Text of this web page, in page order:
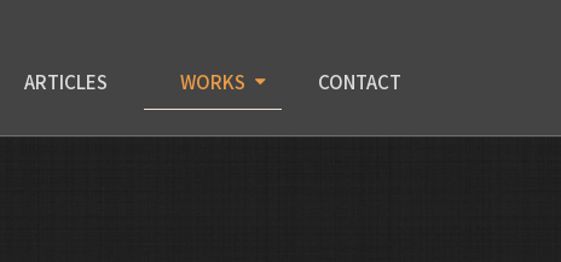
ARTICLES WORKS CONTACT